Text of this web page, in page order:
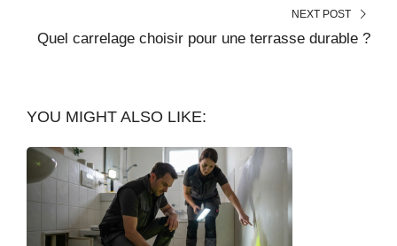
NEXT POST
Quel carrelage choisir pour une terrasse durable ?
YOU MIGHT ALSO LIKE: